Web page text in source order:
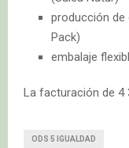
producción de
Pack)
embalaje
La facturación de 4
ODS 5 IGUALDAD